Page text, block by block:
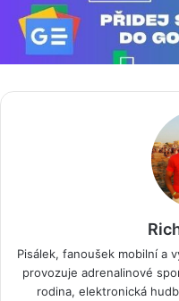
Pisálek, fanoušek mobilní a
provozuje adrenalinové
rodina, elektronická